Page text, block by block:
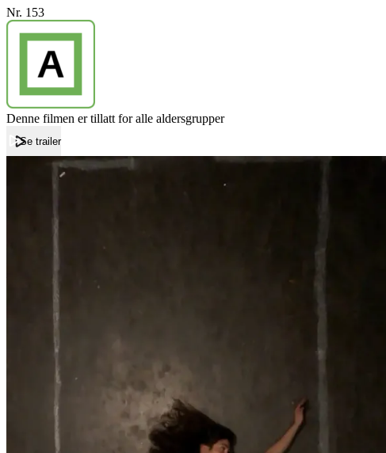
Nr. 153
Denne filmen er tillatt for alle aldersgrupper
Se trailer
Nr. 153
Nr. 153 handler om hvordan det er å vokse opp med en forelder i
det daglige livet. Filmmakeren Angela Bravo og hennes søsken vokste
sammen. Fengselet blir deres andre hjem, et ingenmanns land med smale